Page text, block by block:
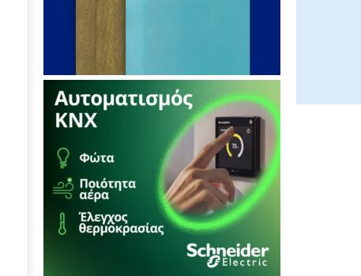
Τρεις συνθήκες για τη συνέχιση
της ενεργειακής μετάβασης με
βιώσιμο τρόπο
pressroom